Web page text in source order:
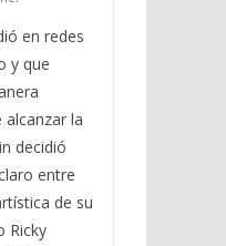
en redes
y que
la
decidió
entre
de su
Ricky